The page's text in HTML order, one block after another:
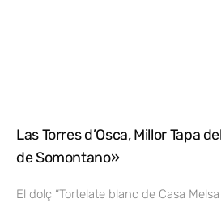
Las Torres d’Osca, Millor Tapa
de Somontano»
El dolç “Tortelate blanc de Casa